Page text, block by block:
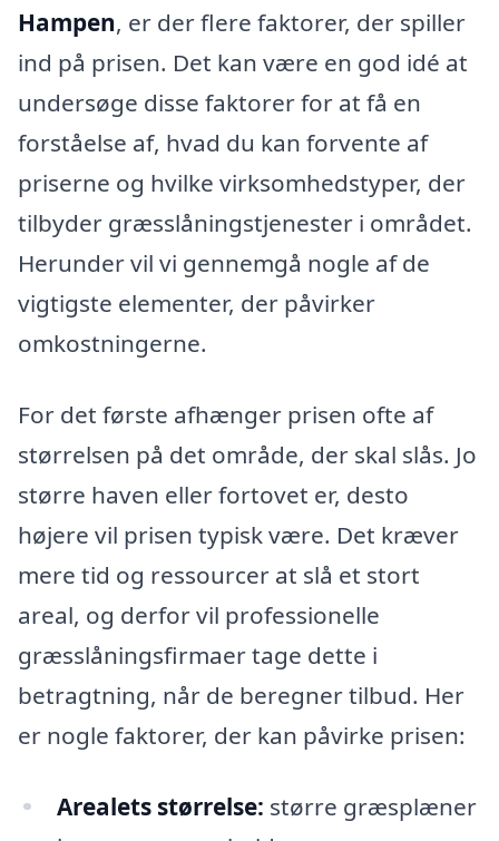
Hampen, er der flere faktorer, der spiller
ind på prisen. Det kan være en god idé at
undersøge disse faktorer for at få en
forståelse af, hvad du kan forvente af
priserne og hvilke virksomhedstyper, der
tilbyder græsslåningstjenester i området.
Herunder vil vi gennemgå nogle af de
vigtigste elementer, der påvirker
omkostningerne.
For det første afhænger prisen ofte af
størrelsen på det område, der skal slås. Jo
større haven eller fortovet er, desto
højere vil prisen typisk være. Det kræver
mere tid og ressourcer at slå et stort
areal, og derfor vil professionelle
græsslåningsfirmaer tage dette i
betragtning, når de beregner tilbud. Her
er nogle faktorer, der kan påvirke prisen:
Arealets størrelse: større græsplæner